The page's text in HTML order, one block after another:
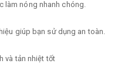
làm nóng nhanh chóng.
giúp bạn sử dụng an toàn.
và tản nhiệt tốt